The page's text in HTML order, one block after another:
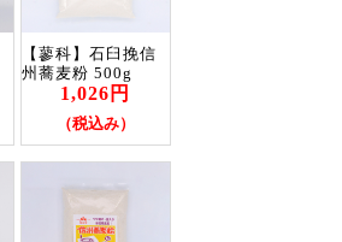
【蓼科】石臼挽信
州蕎麦粉 500g
1,026円
（税込み）